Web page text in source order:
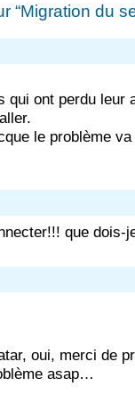
“Migration du
qui ont perdu leur
le problème
que dois-
oui, merci de
asap…